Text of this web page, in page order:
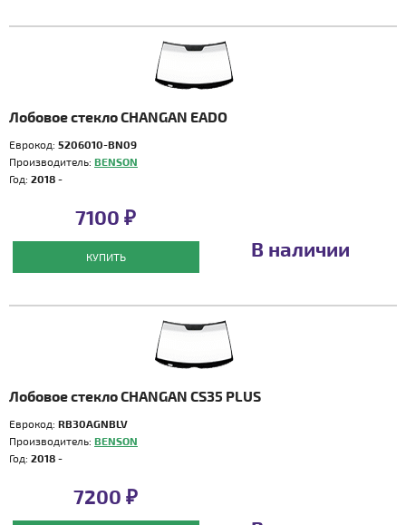
Лобовое стекло CHANGAN EADO
Еврокод: 5206010-BN09
Производитель: BENSON
Год: 2018 -
7100 ₽
КУПИТЬ В наличии
Лобовое стекло CHANGAN CS35 PLUS
Еврокод: RB30AGNBLV
Производитель: BENSON
Год: 2018 -
7200 ₽